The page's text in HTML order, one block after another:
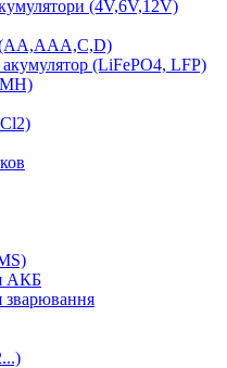
(4V,6V,12V)
(AA,AAA,C,D)
акумулятор (LiFePO4, LFP)
АКБ
зварювання